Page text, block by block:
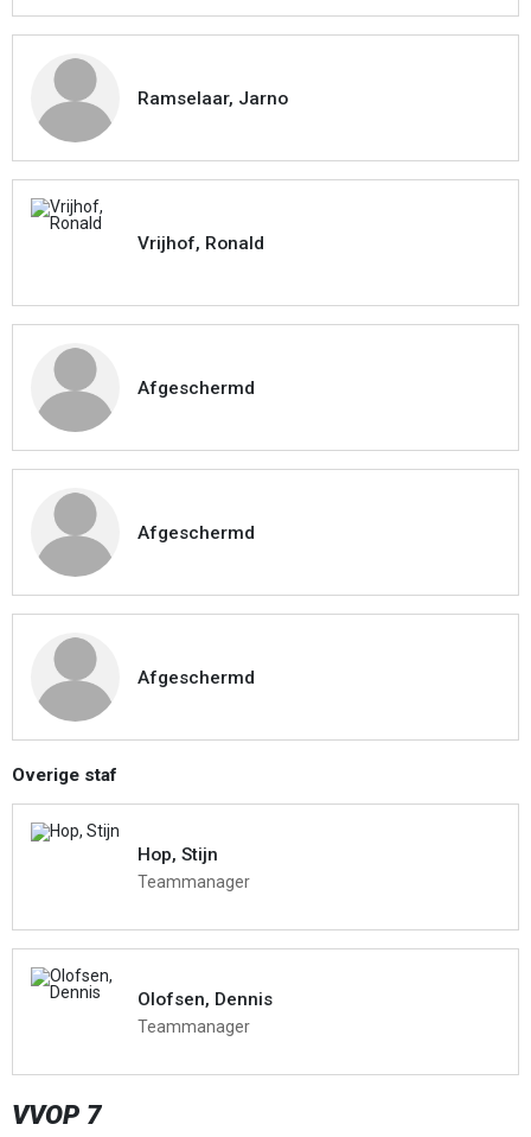
Ramselaar, Jarno
Vrijhof, Ronald
Afgeschermd
Afgeschermd
Afgeschermd
Overige staf
Hop, Stijn
Teammanager
Olofsen, Dennis
Teammanager
VVOP 7